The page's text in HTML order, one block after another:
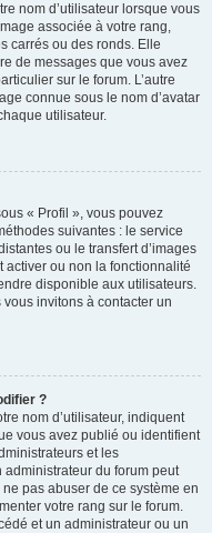
nom d’utilisateur lorsque vous
associée à votre rang,
carrés ou des ronds. Elle
de messages que vous avez
sur le forum. L’autre
connue sous le nom d’avatar
utilisateur.
« Profil », vous pouvez
suivantes : le service
ou le transfert d’images
activer ou non la fonctionnalité
disponible aux utilisateurs.
invitons à contacter un
?
nom d’utilisateur, indiquent
vous avez publié ou identifient
et les
du forum peut
pas abuser de ce système en
votre rang sur le forum.
et un administrateur ou un